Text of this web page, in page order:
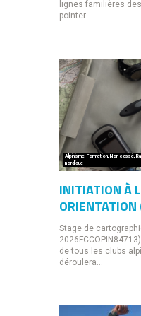
lignes familières
pointer...
Alpinisme, Formation, Non classé,
nordique
INITIATION À
Stage de
de tous les clubs
déroulera...